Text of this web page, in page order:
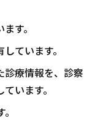
す。
ています。
診療情報を、診察
います。